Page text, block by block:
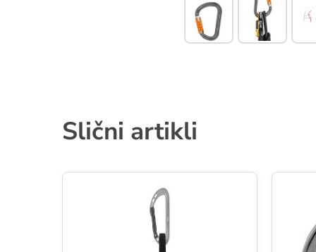
Slični artikli